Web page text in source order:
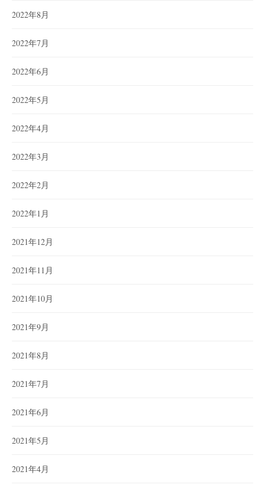
2022年8月
2022年7月
2022年6月
2022年5月
2022年4月
2022年3月
2022年2月
2022年1月
2021年12月
2021年11月
2021年10月
2021年9月
2021年8月
2021年7月
2021年6月
2021年5月
2021年4月